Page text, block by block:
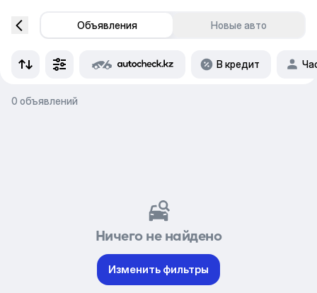
Объявления Новые авто
В кредит
0 объявлений
Ничего не найдено
Изменить фильтры